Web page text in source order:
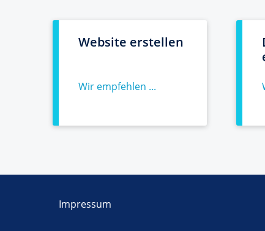
Website erstellen
Wir empfehlen ...
Impressum